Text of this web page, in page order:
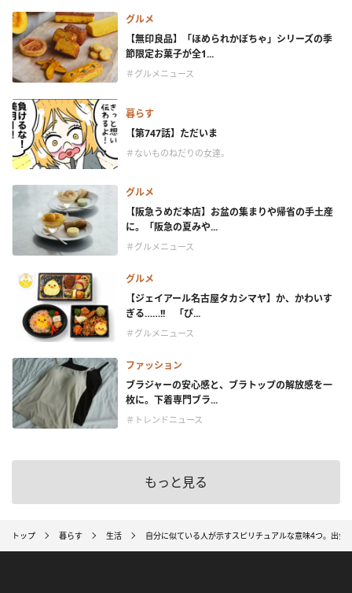
グルメ
【無印良品】「ほめられかぼちゃ」シリーズの季
節限定お菓子が全1...
＃グルメニュース
暮らす
【第747話】ただいま
＃ないものねだりの女達。
グルメ
【阪急うめだ本店】お盆の集まりや帰省の手土産
に。「阪急の夏みや...
＃グルメニュース
グルメ
【ジェイアール名古屋タカシマヤ】か、かわいす
ぎる……!! 「ぴ...
＃グルメニュース
ファッション
ブラジャーの安心感と、ブラトップの解放感を一
枚に。下着専門ブラ...
＃トレンドニュース
もっと見る
トップ 暮らす 生活 自分に似ている人が示すスピリチュアルな意味4つ。出会